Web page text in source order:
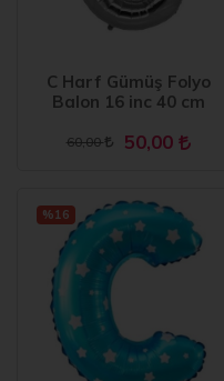
C Harf Gümüş Folyo
Balon 16 inc 40 cm
60,00 50,00
%16